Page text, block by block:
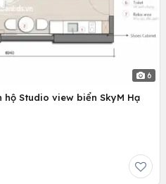
6
Studio view biển SkyM Hạ